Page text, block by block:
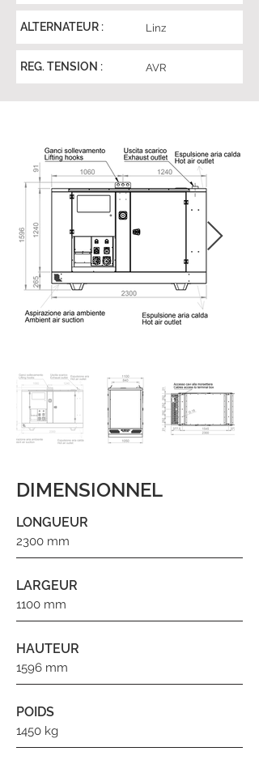
ALTERNATEUR : Linz
REG. TENSION : AVR
DIMENSIONNEL
LONGUEUR
2300 mm
LARGEUR
1100 mm
HAUTEUR
1596 mm
POIDS
1450 kg